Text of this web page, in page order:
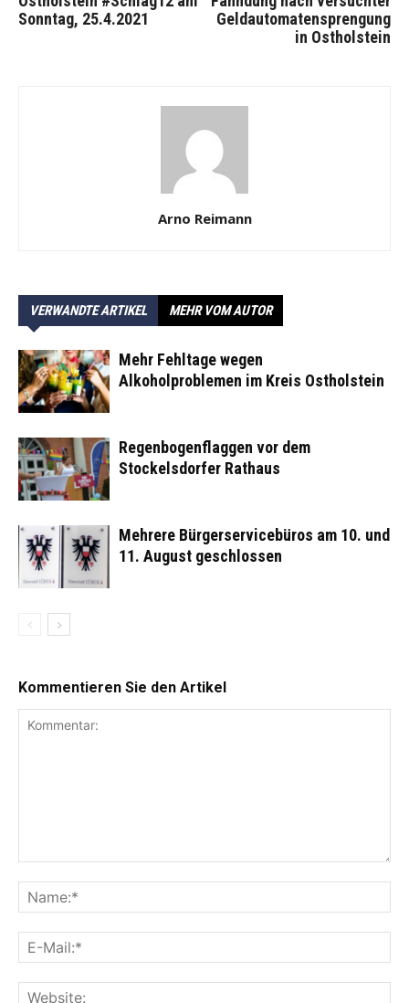
Sonntag, 25.4.2021
Geldautomatensprengung
in Ostholstein
Arno Reimann
VERWANDTE ARTIKEL MEHR VOM AUTOR
Mehr Fehltage wegen
Alkoholproblemen im Kreis Ostholstein
Regenbogenflaggen vor dem
Stockelsdorfer Rathaus
Mehrere Bürgerservicebüros am 10. und
11. August geschlossen
Kommentieren Sie den Artikel